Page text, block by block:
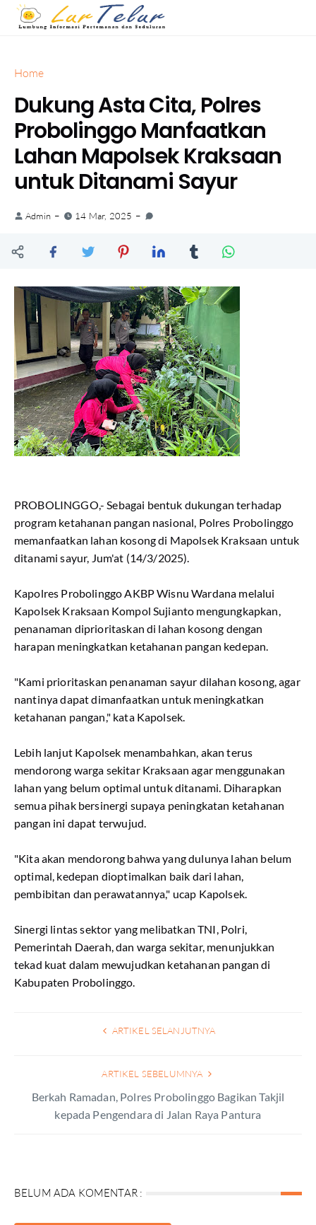
Home
Dukung Asta Cita, Polres
Probolinggo Manfaatkan
Lahan Mapolsek Kraksaan
untuk Ditanami Sayur
Admin 14 Mar, 2025
PROBOLINGGO,- Sebagai bentuk dukungan terhadap
program ketahanan pangan nasional, Polres Probolinggo
memanfaatkan lahan kosong di Mapolsek Kraksaan untuk
ditanami sayur, Jum'at (14/3/2025).
Kapolres Probolinggo AKBP Wisnu Wardana melalui
Kapolsek Kraksaan Kompol Sujianto mengungkapkan,
penanaman diprioritaskan di lahan kosong dengan
harapan meningkatkan ketahanan pangan kedepan.
"Kami prioritaskan penanaman sayur dilahan kosong, agar
nantinya dapat dimanfaatkan untuk meningkatkan
ketahanan pangan," kata Kapolsek.
Lebih lanjut Kapolsek menambahkan, akan terus
mendorong warga sekitar Kraksaan agar menggunakan
lahan yang belum optimal untuk ditanami. Diharapkan
semua pihak bersinergi supaya peningkatan ketahanan
pangan ini dapat terwujud.
"Kita akan mendorong bahwa yang dulunya lahan belum
optimal, kedepan dioptimalkan baik dari lahan,
pembibitan dan perawatannya," ucap Kapolsek.
Sinergi lintas sektor yang melibatkan TNI, Polri,
Pemerintah Daerah, dan warga sekitar, menunjukkan
tekad kuat dalam mewujudkan ketahanan pangan di
Kabupaten Probolinggo.
ARTIKEL SELANJUTNYA
ARTIKEL SEBELUMNYA
Berkah Ramadan, Polres Probolinggo Bagikan Takjil
kepada Pengendara di Jalan Raya Pantura
BELUM ADA KOMENTAR :